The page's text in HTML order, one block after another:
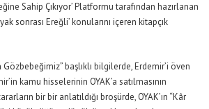
Sahip Çıkıyor’ Platformu tarafından hazırlanan
sonrası Ereğli’ konularını içeren kitapçık
başlıklı bilgilerde, Erdemir’i öven
kamu hisselerinin OYAK’a satılmasının
bir bir anlatıldığı broşürde, OYAK’ın “Kâr